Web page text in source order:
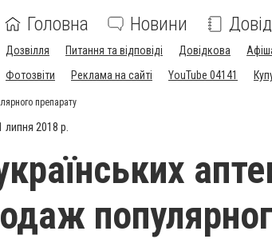
Головна Новини
Дозвілля Питання та відповіді Довідкова
Фотозвіти
Реклама на сайті YouTube 04141
препарату
липня 2018 р.